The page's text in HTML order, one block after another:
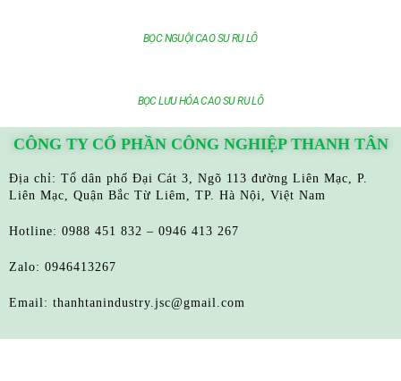
BỌC NGUỘI CAO SU RU LÔ
BỌC LƯU HÓA CAO SU RU LÔ
CÔNG TY CỔ PHẦN CÔNG NGHIỆP THANH TÂN
Địa chỉ: Tổ dân phố Đại Cát 3, Ngõ 113 đường Liên Mạc, P.
Liên Mạc, Quận Bắc Từ Liêm, TP. Hà Nội, Việt Nam
Hotline: 0988 451 832 – 0946 413 267
Zalo: 0946413267
Email: thanhtanindustry.jsc@gmail.com